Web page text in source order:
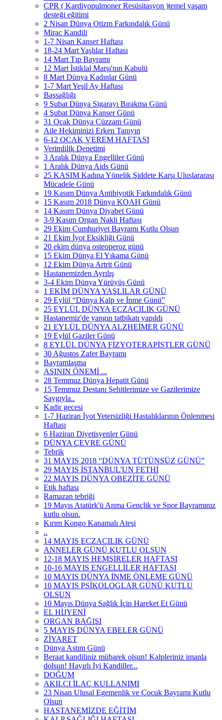
CPR ( Kardiyopulmoner Resüsitasyon )temel yaşam
desteği eğitimi
2 Nisan Dünya Otizm Farkındalık Günü
Mirac Kandili
1-7 Nisan Kanser Haftası
18-24 Mart Yaşlılar Haftası
14 Mart Tıp Bayramı
12 Mart İstiklal Marşı'nın Kabulü
8 Mart Dünya Kadınlar Günü
1-7 Mart Yeşil Ay Haftası
Başsağlığı
9 Şubat Dünya Sigarayı Bırakma Günü
4 Şubat Dünya Kanser Günü
31 Ocak Dünya Cüzzam Günü
Aile Hekiminizi Erken Tanıyın
6-12 OCAK VEREM HAFTASI
Verimlilik Denetimi
3 Aralık Dünya Engelliler Günü
1 Aralık Dünya Aids Günü
25 KASIM Kadına Yönelik Şiddete Karşı Uluslararası
Mücadele Günü
19 Kasım Dünya Antibiyotik Farkındalık Günü
15 Kasım 2018 Dünya KOAH Günü
14 Kasım Dünya Diyabet Günü
3-9 Kasım Organ Nakli Haftası
29 Ekim Cumhuriyet Bayramı Kutlu Olsun
21 Ekim İyot Eksikliği Günü
20 ekim dünya osteoperoz günü
15 Ekim Dünya El Yıkama Günü
12 Ekim Dünya Artrit Günü
Hastanemizden Ayrılış
3-4 Ekim Dünya Yürüyüş Günü
1 EKİM DÜNYA YAŞLILAR GÜNÜ
29 Eylül “Dünya Kalp ve İnme Günü”
25 EYLÜL DÜNYA ECZACILIK GÜNÜ
Hastanemiz'de yangın tatbikatı yapıldı
21 EYLÜL DÜNYA ALZHEİMER GÜNÜ
19 Eylül Gaziler Günü
8 EYLÜL DÜNYA FİZYOTERAPİSTLER GÜNÜ
30 Ağustos Zafer Bayramı
Bayramlaşma
AŞININ ÖNEMİ ...
28 Temmuz Dünya Hepatit Günü
15 Temmuz Destanı Şehitlerimize ve Gazilerimize
Saygıyla..
Kadir gecesi
1-7 Haziran İyot Yetersizliği Hastalıklarının Önlenmesi
Haftası
6 Haziran Diyetisyenler Günü
DÜNYA ÇEVRE GÜNÜ
Tebrik
31 MAYIS 2018 “DÜNYA TÜTÜNSÜZ GÜNÜ”
29 MAYIS İSTANBUL'UN FETHİ
22 MAYIS DÜNYA OBEZİTE GÜNÜ
Etik haftası
Ramazan tebriği
19 Mayıs Atatürk'ü Anma Gençlik ve Spor Bayramınız
kutlu olsun.
Kırım Kongo Kanamalı Ateşi
..
14 MAYIS ECZACILIK GÜNÜ
ANNELER GÜNÜ KUTLU OLSUN
12-18 MAYIS HEMŞİRELER HAFTASI
10-16 MAYIS ENGELLİLER HAFTASI
10 MAYIS DÜNYA İNME ÖNLEME GÜNÜ
10 MAYIS PSİKOLOGLAR GÜNÜ KUTLU
OLSUN
10 Mayıs Dünya Sağlık İçin Hareket Et Günü
EL HİJYENİ
ORGAN BAĞIŞI
5 MAYIS DÜNYA EBELER GÜNÜ
ZİYARET
Dünya Astım Günü
Beraat kandiliniz mübarek olsun! Kalpleriniz imanla
dolsun! Hayırlı İyi Kandiller...
DOĞUM
AKILCI İLAÇ KULLANIMI
23 Nisan Ulusal Egemenlik ve Çocuk Bayramı Kutlu
Olsun
HASTANEMİZDE EĞİTİM